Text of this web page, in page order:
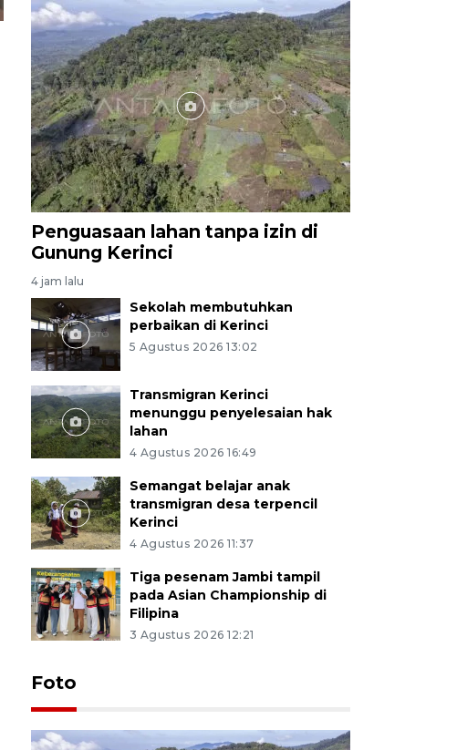
Penguasaan lahan tanpa izin di
Gunung Kerinci
4 jam lalu
Sekolah membutuhkan
perbaikan di Kerinci
5 Agustus 2026 13:02
Transmigran Kerinci
menunggu penyelesaian hak
lahan
4 Agustus 2026 16:49
Semangat belajar anak
transmigran desa terpencil
Kerinci
4 Agustus 2026 11:37
Tiga pesenam Jambi tampil
pada Asian Championship di
Filipina
3 Agustus 2026 12:21
Foto